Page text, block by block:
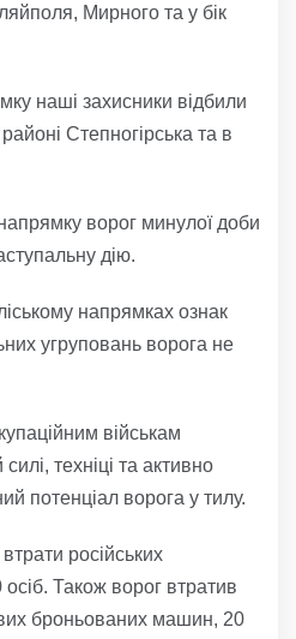
Мирного та у бік
наші захисники відбили
Степногірська та в
ворог минулої доби
дію.
напрямках ознак
угруповань ворога не
військам
техніці та активно
потенціал ворога у тилу.
російських
Також ворог втратив
броньованих машин, 20